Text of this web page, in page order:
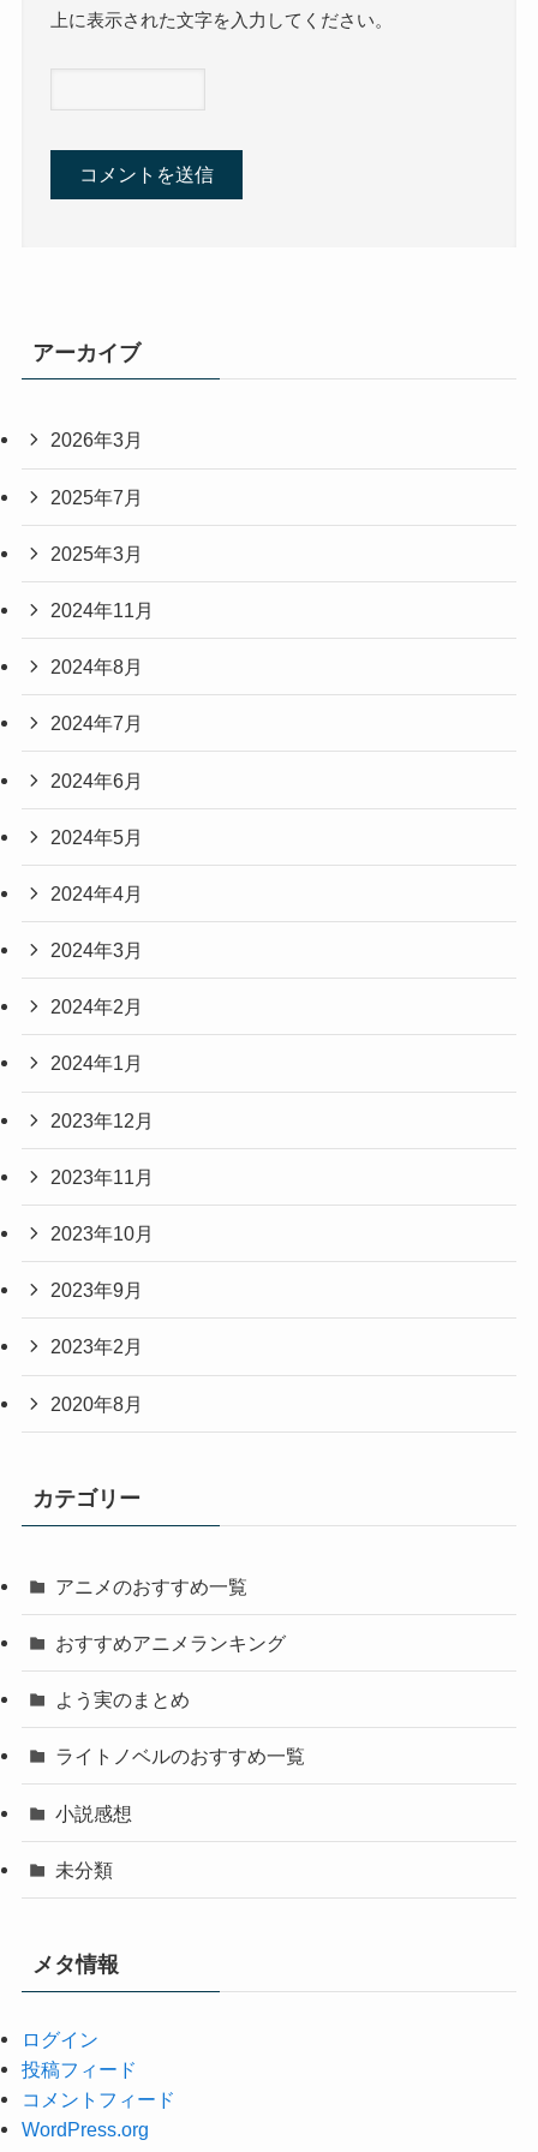
上に表示された文字を入力してください。
アーカイブ
2026年3月
2025年7月
2025年3月
2024年11月
2024年8月
2024年7月
2024年6月
2024年5月
2024年4月
2024年3月
2024年2月
2024年1月
2023年12月
2023年11月
2023年10月
2023年9月
2023年2月
2020年8月
カテゴリー
アニメのおすすめ一覧
おすすめアニメランキング
よう実のまとめ
ライトノベルのおすすめ一覧
小説感想
未分類
メタ情報
ログイン
投稿フィード
コメントフィード
WordPress.org